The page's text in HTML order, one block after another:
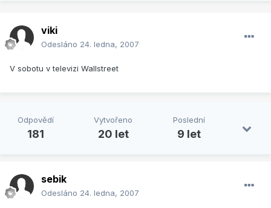
viki
Odesláno 24. ledna, 2007
V sobotu v televizi Wallstreet
Odpovědí
181
Vytvořeno
20 let
Poslední
9 let
sebik
Odesláno 24. ledna, 2007